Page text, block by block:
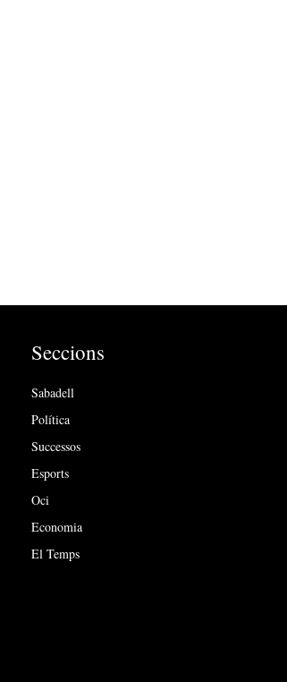
Seccions
Sabadell
Política
Successos
Esports
Oci
Economia
El Temps